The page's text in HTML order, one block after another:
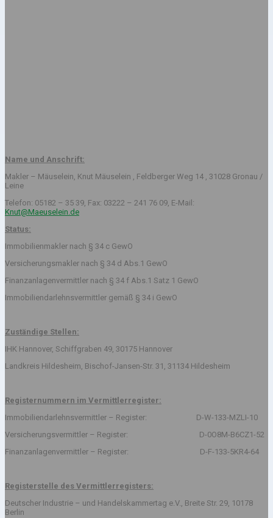
Name und Anschrift:
Makler – Mäuselein, Knut Mäuselein , Feldberger Weg 14 , 31028 Gronau /
Leine
Telefon: 05182 – 35 39, Fax: 03222 – 241 76 09, E-Mail:
Knut@Maeuselein.de
Status:
Immobilienmakler nach § 34 c GewO
Versicherungsmakler nach § 34 d Abs.1 GewO
Finanzanlagenvermittler nach § 34 f Abs.1 Satz 1 GewO
Immobiliendarlehnsvermittler gemäß § 34 i GewO
Zuständige Stellen:
IHK Hannover, Schiffgraben 49, 30175 Hannover
Landkreis Hildesheim, Bischof-Jansen-Str. 31, 31134 Hildesheim
Registernummern im Vermittlerregister:
Immobiliendarlehnsvermittler – Register: D-W-133-MZLI-10
Versicherungsvermittler – Register: D-0O8M-B6CZ1-52
Finanzanlagenvermittler – Register: D-F-133-5KR4-64
Registerstelle des Vermittlerregisters:
Deutscher Industrie – und Handelskammertag e.V., Breite Str. 29, 10178
Berlin